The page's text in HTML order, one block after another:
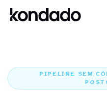
PIPELINE SEM